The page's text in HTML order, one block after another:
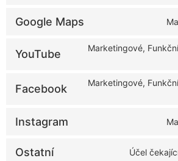
Google Maps
YouTube
Marketingové,
Facebook
Marketingové,
Instagram
Ostatní Účel